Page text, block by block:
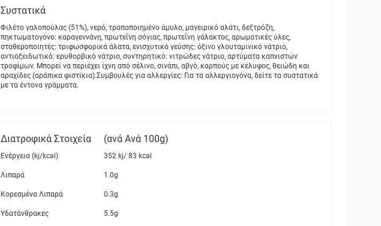
Συστατικά
Φιλέτο γαλοπούλας (51%), νερό, τροποποιημένο άμυλο, μαγειρικό αλάτι, δεξτρόζη,
πηκτωματογόνο: καραγεννάνη, πρωτεΐνη σόγιας, πρωτεΐνη γάλακτος, αρωματικές ύλες,
σταθεροποιητές: τριφωσφορικά άλατα, ενισχυτικό γεύσης: όξινο γλουταμινικό νάτριο,
αντιοξειδωτικό: ερυθορβικό νάτριο, συντηρητικό: νιτρώδες νάτριο, αρτύματα καπνιστών
τροφίμων. Μπορεί να περιέχει ίχνη από σέλινο, σινάπι, αβγό, καρπούς με κέλυφος, θειώδη και
αραχίδες (αράπικα φιστίκια).Συμβουλές για αλλεργίες: Για τα αλλεργιογόνα, δείτε τα συστατικά
με τα έντονα γράμματα.
Διατροφικά Στοιχεία (ανά Ανά 100g)
Ενέργεια (kj/kcal) 352 kj/ 83 kcal
Λιπαρά 1.0g
Κορεσμένα Λιπαρά 0.3g
Υδατάνθρακες 5.5g